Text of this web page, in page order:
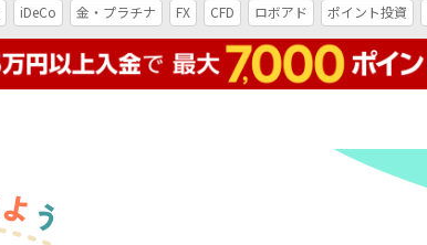
iDeCo 金・プラチナ FX CFD ロボアド ポイント投資